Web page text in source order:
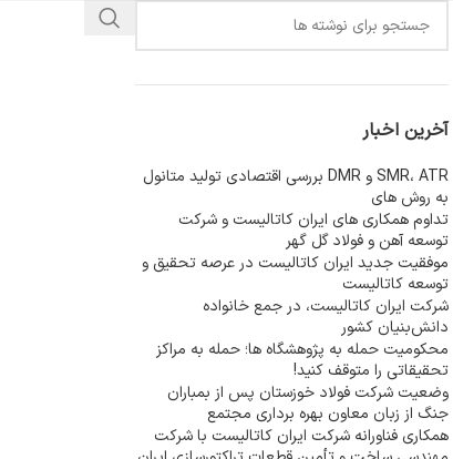
آخرین اخبار
SMR، ATR و DMR بررسی اقتصادی تولید متانول
به روش های
تداوم همکاری های ایران کاتالیست و شرکت
توسعه آهن و فولاد گل گهر
موفقیت جدید ایران کاتالیست در عرصه تحقیق و
توسعه کاتالیست
شرکت ایران کاتالیست، در جمع خانواده
دانش‌بنیان کشور
محکومیت حمله به پژوهشگاه ها؛ حمله به مراکز
تحقیقاتی را متوقف کنید!
وضعیت شرکت فولاد خوزستان پس از بمباران
جنگ از زبان معاون بهره برداری مجتمع
همکاری فناورانه شرکت ایران کاتالیست با شرکت